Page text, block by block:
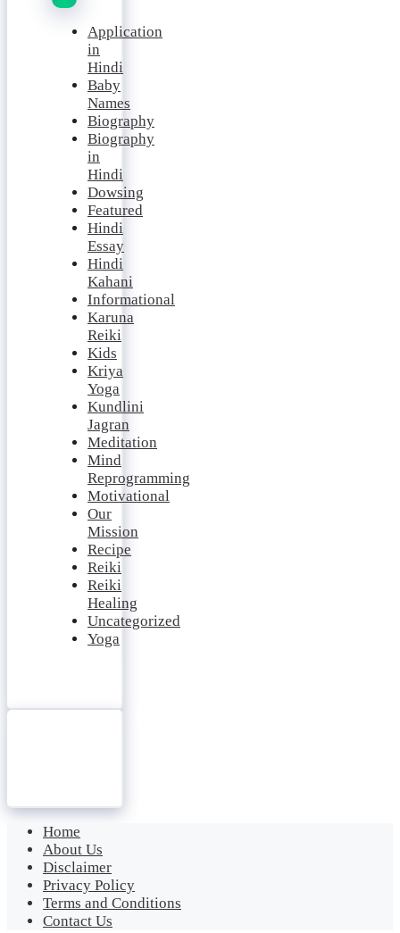
Application
in
Hindi
Baby
Names
Biography
Biography
in
Hindi
Dowsing
Featured
Hindi
Essay
Hindi
Kahani
Informational
Karuna
Reiki
Kids
Kriya
Yoga
Kundlini
Jagran
Meditation
Mind
Reprogramming
Motivational
Our
Mission
Recipe
Reiki
Reiki
Healing
Uncategorized
Yoga
Home
About Us
Disclaimer
Privacy Policy
Terms and Conditions
Contact Us